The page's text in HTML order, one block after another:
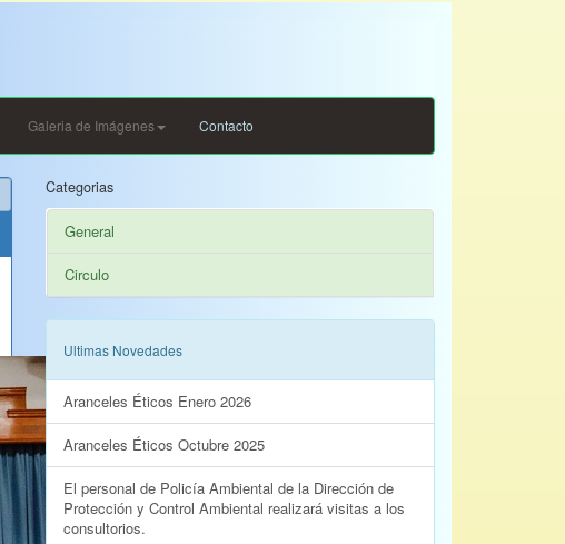
Galeria de Imágenes Contacto
Categorias
General
Circulo
Ultimas Novedades
Aranceles Éticos Enero 2026
Aranceles Éticos Octubre 2025
El personal de Policía Ambiental de la Dirección de
Protección y Control Ambiental realizará visitas a los
consultorios.